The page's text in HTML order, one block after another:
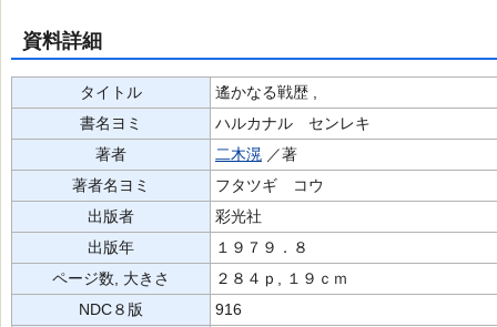
資料詳細
タイトル
遙かなる戦歴 ,
書名ヨミ
ハルカナル センレキ
著者
二木滉 ／著
著者名ヨミ
フタツギ コウ
出版者
彩光社
出版年
１９７９．８
ページ数, 大きさ
２８４ｐ, １９ｃｍ
NDC８版
916